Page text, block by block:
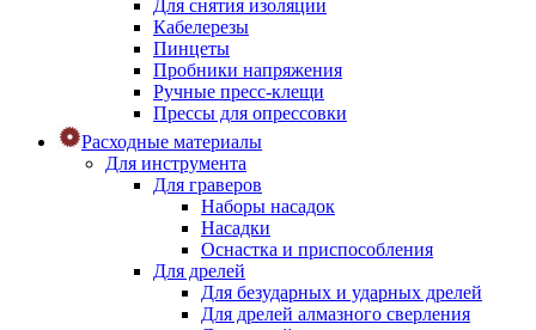
Для снятия изоляции
Кабелерезы
Пинцеты
Пробники напряжения
Ручные пресс-клещи
Прессы для опрессовки
Расходные материалы
Для инструмента
Для граверов
Наборы насадок
Насадки
Оснастка и приспособления
Для дрелей
Для безударных и ударных дрелей
Для дрелей алмазного сверления